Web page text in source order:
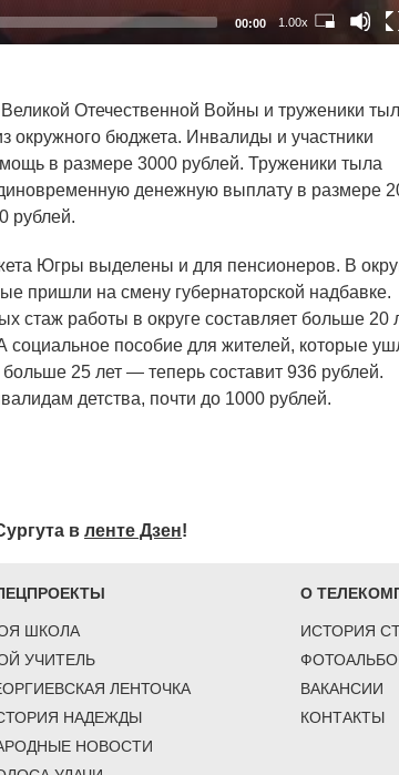
00:00 1.00x
Отечественной Войны и труженики
окружного бюджета. Инвалиды и участники
в размере 3000 рублей. Труженики тыла
денежную выплату в размере
рублей.
Югры выделены и для пенсионеров. В
пришли на смену губернаторской надбавке.
стаж работы в округе составляет больше 20
социальное пособие для жителей, которые
25 лет — теперь составит 936 рублей.
детства, почти до 1000 рублей.
в ленте Дзен!
ШКОЛА
УЧИТЕЛЬ
ЛЕНТОЧКА
НАДЕЖДЫ
НОВОСТИ
О
ИСТОРИЯ
ВАКАНСИИ
КОНТАКТЫ